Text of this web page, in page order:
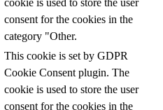
consent for the cookies in the
category "Other.
This cookie is set by GDPR
Cookie Consent plugin. The
cookie is used to store the user
consent for the cookies in the